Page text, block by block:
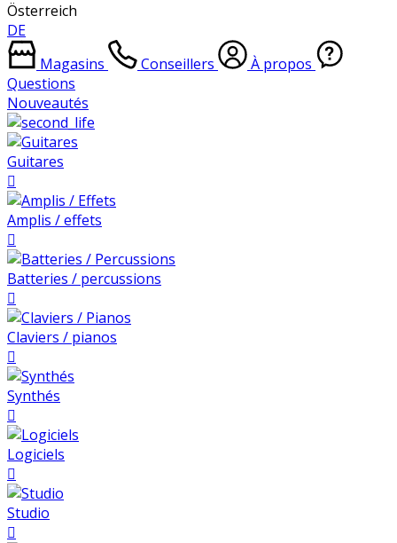
Österreich
DE
Magasins
Conseillers
À propos
Questions
Nouveautés
Guitares

Amplis / effets

Batteries / percussions

Claviers / pianos

Synthés

Logiciels

Studio
